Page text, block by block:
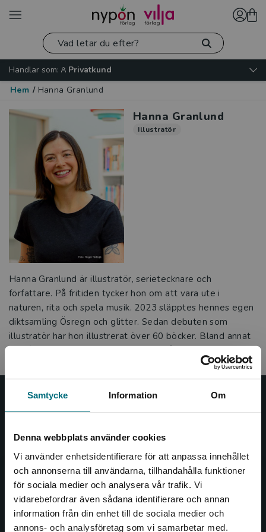
Samtycke Information Om
Denna webbplats använder cookies
Vi använder enhetsidentifierare för att anpassa innehållet
och annonserna till användarna, tillhandahålla funktioner
för sociala medier och analysera vår trafik. Vi
vidarebefordrar även sådana identifierare och annan
information från din enhet till de sociala medier och
annons- och analysföretag som vi samarbetar med.
Begränsad fraktregion
Handlar som:
Privatkund
Hem / Hanna Granlund
Hanna Granlund
Illustratör
Hanna Granlund är illustratör, serietecknare och
författare. På fritiden tycker hon om att vara ute i
naturen, rita och spela musik. 2023 släpptes hennes egen
diktsamling Ösregn och glitter. Sedan debuten som
illustratör har hon illustrerat över 60 böcker. Bland annat
succéserien Spöksystrar, skriven av Mårten Melin.
Nypon och Vilja
Nypon och Vilja förlag ger ut böcker som väcker läslust
och öppnar dörren till nya världar och möjligheter för
såväl barn som vuxna.
Nypon och Vilja förlag är en del av Studentlitteratur.
Kontakta oss